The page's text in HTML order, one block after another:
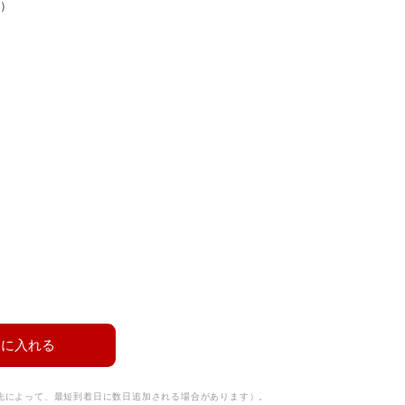
入れる
よって、最短到着日に数日追加される場合があります）。